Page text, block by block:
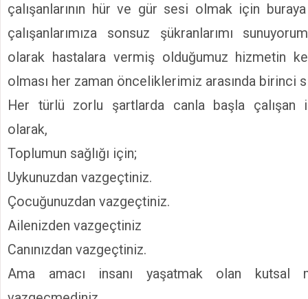
çalışanlarının hür ve gür sesi olmak için
çalışanlarımıza sonsuz şükranlarımı
olarak hastalara vermiş olduğumuz hizmetin
olması her zaman önceliklerimiz arasında birinci
Her türlü zorlu şartlarda canla başla çalışan
olarak,
Toplumun sağlığı için;
Uykunuzdan vazgeçtiniz.
Çocuğunuzdan vazgeçtiniz.
Ailenizden vazgeçtiniz
Canınızdan vazgeçtiniz.
Ama amacı insanı yaşatmak olan kutsal